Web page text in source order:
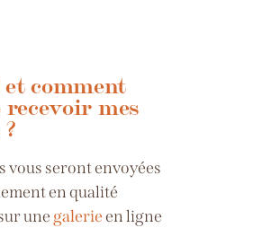
et comment
mes
vous seront envoyées
en qualité
une galerieen ligne